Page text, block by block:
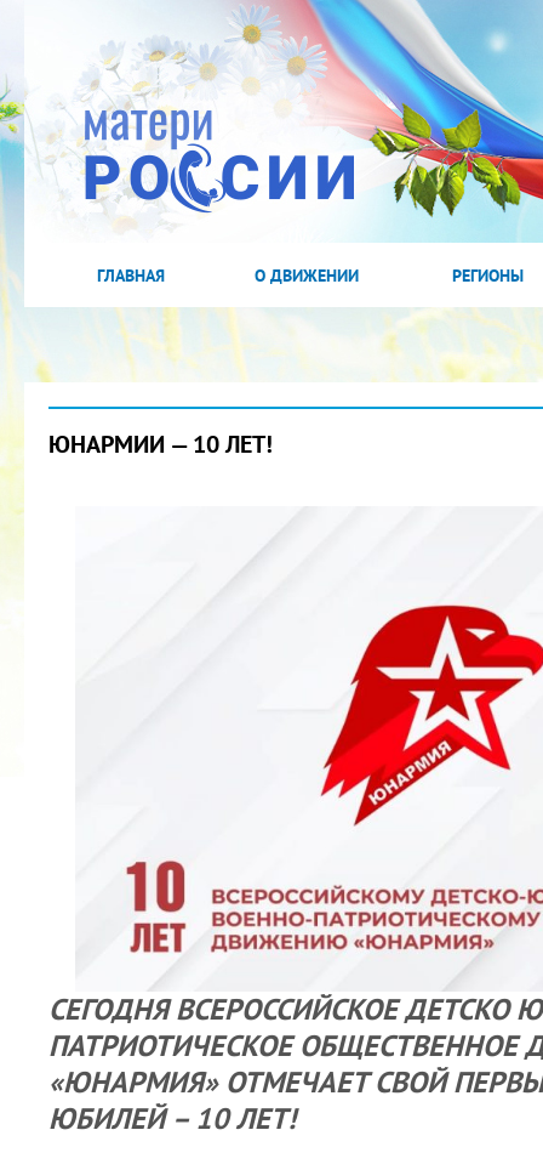
ГЛАВНАЯ О ДВИЖЕНИИ РЕГИОНЫ
ЮНАРМИИ — 10 ЛЕТ!
СЕГОДНЯ ВСЕРОССИЙСКОЕ ДЕТСКО
ПАТРИОТИЧЕСКОЕ ОБЩЕСТВЕННОЕ
«ЮНАРМИЯ» ОТМЕЧАЕТ СВОЙ
ЮБИЛЕЙ – 10 ЛЕТ!
2022 ГОД ПРОВОЗГЛАШЕН ГОДОМ
МАТЕРИ В ЯКУТИИ